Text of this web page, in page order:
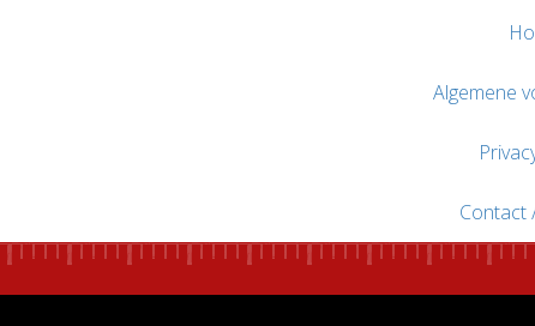
Algemene
Contact